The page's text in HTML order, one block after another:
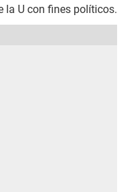
la U con fines políticos.